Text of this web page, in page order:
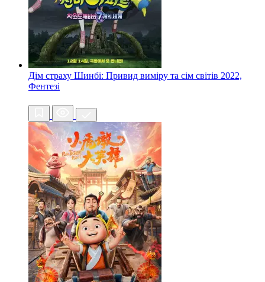
Дім страху Шинбі: Привид виміру та сім світів 2022,
Фентезі